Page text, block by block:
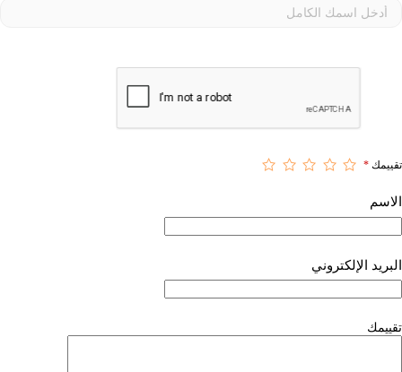
تقييمك *
الاسم
البريد الإلكتروني